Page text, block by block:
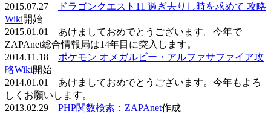
2015.07.27
ドラゴンクエスト11 過ぎ去りし時を求めて 攻略
Wiki開始
2015.01.01 あけましておめでとうございます。今年で
ZAPAnet総合情報局は14年目に突入します。
2014.11.18 ポケモン オメガルビー・アルファサファイア攻
略Wiki開始
2014.01.01 あけましておめでとうございます。今年もよろ
しくお願いします。
2013.02.29 PHP関数検索：ZAPAnet作成